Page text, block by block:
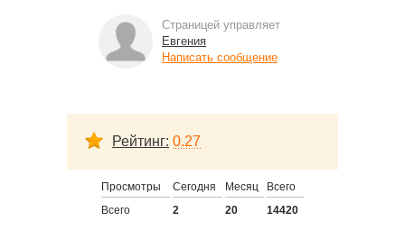
Страницей управляет
Евгения
Написать сообщение
Рейтинг: 0.27
Просмотры Сегодня Месяц
Всего
Всего
2 20 14420